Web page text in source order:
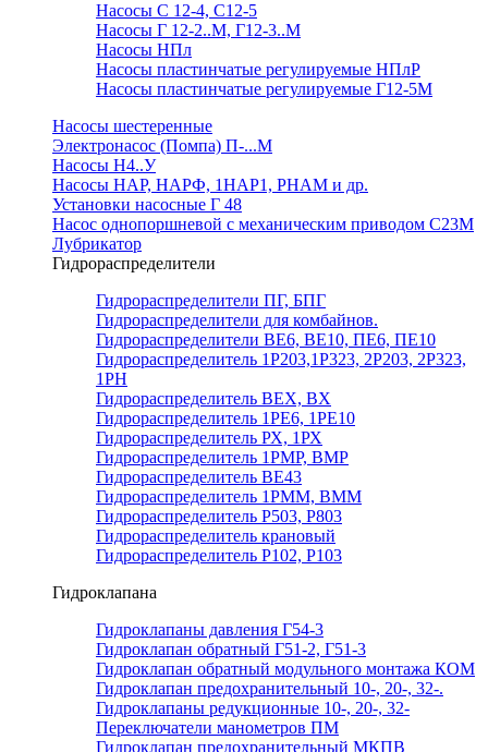
Насосы С 12-4, С12-5
Насосы Г 12-2..М, Г12-3..М
Насосы НПл
Насосы пластинчатые регулируемые НПлР
Насосы пластинчатые регулируемые Г12-5М
Насосы шестеренные
Электронасос (Помпа) П-...М
Насосы Н4..У
Насосы НАР, НАРФ, 1НАР1, РНАМ и др.
Установки насосные Г 48
Насос однопоршневой с механическим приводом С23М
Лубрикатор
Гидрораспределители
Гидрораспределители ПГ, БПГ
Гидрораспределители для комбайнов.
Гидрораспределители ВЕ6, ВЕ10, ПЕ6, ПЕ10
Гидрораспределитель 1Р203,1Р323, 2Р203, 2Р323,
1РН
Гидрораспределитель ВЕХ, ВХ
Гидрораспределитель 1РЕ6, 1РЕ10
Гидрораспределитель РХ, 1РХ
Гидрораспределитель 1РМР, ВМР
Гидрораспределитель ВЕ43
Гидрораспределитель 1РММ, ВММ
Гидрораспределитель Р503, Р803
Гидрораспределитель крановый
Гидрораспределитель Р102, Р103
Гидроклапана
Гидроклапаны давления Г54-3
Гидроклапан обратный Г51-2, Г51-3
Гидроклапан обратный модульного монтажа КОМ
Гидроклапан предохранительный 10-, 20-, 32-.
Гидроклапаны редукционные 10-, 20-, 32-
Переключатели манометров ПМ
Гидроклапан предохранительный МКПВ